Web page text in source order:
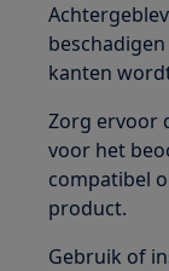
kanten
Zorg ervoor
voor het
compatibel
product.
Gebruik of